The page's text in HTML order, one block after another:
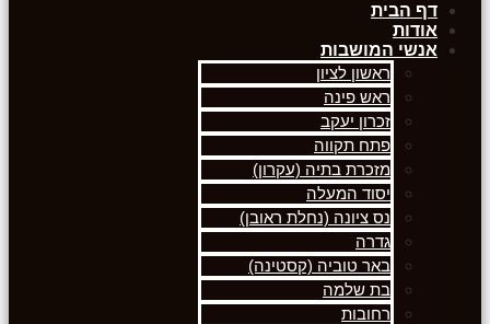
דף הבית
אודות
אנשי המושבות
ראשון לציון
ראש פינה
זכרון יעקב
פתח תקווה
מזכרת בתיה (עקרון)
יסוד המעלה
נס ציונה (נחלת ראובן)
גדרה
באר טוביה (קסטינה)
בת שלמה
רחובות